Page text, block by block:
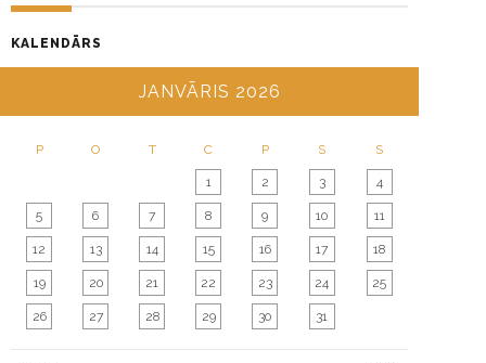
KALENDĀRS
JANVĀRIS 2026
P O T C P S S
1 2 3 4
5 6 7 8 9 10 11
12 13 14 15 16 17 18
19 20 21 22 23 24 25
26 27 28 29 30 31